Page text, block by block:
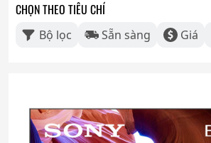
CHỌN THEO TIÊU CHÍ
Bộ lọc Sẵn sàng Giá